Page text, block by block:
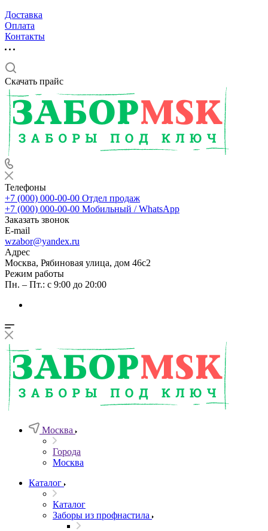
Доставка
Оплата
Контакты
Скачать прайс
Телефоны
+7 (000) 000-00-00 Отдел продаж
+7 (000) 000-00-00 Мобильный / WhatsApp
Заказать звонок
E-mail
wzabor@yandex.ru
Адрес
Москва, Рябиновая улица, дом 46с2
Режим работы
Пн. – Пт.: с 9:00 до 20:00
Москва
Города
Москва
Каталог
Каталог
Заборы из профнастила